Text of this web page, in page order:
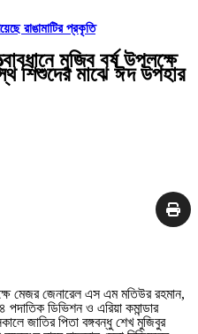
রাঙামাটির প্রকৃতি
মুজিব বর্ষ উপলক্ষে
শিশুদের মাঝে ঈদ উপহার
জেনারেল এস এম মতিউর রহমান,
ডিভিশন ও এরিয়া কমান্ডার
জাতির পিতা বঙ্গবন্ধু শেখ মুজিবুর